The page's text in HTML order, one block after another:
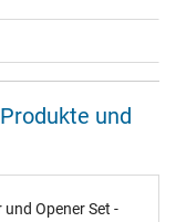
und
Opener Set -